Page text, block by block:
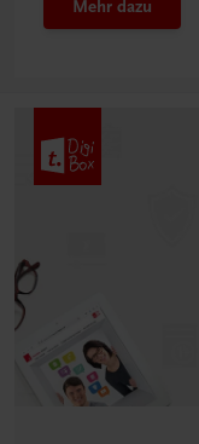
Mehr dazu